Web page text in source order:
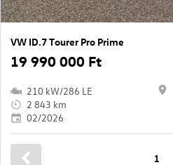
VW ID.7 Tourer Pro Prime
19 990 000 Ft
210 kW/286 LE
2 843 km
02/2026
1